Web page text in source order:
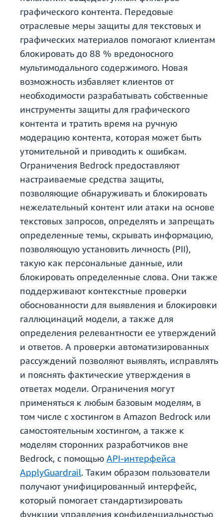
графического контента. Передовые
отраслевые меры защиты для текстовых и
графических материалов помогают клиентам
блокировать до 88 % вредоносного
мультимодального содержимого. Новая
возможность избавляет клиентов от
необходимости разрабатывать собственные
инструменты защиты для графического
контента и тратить время на ручную
модерацию контента, которая может быть
утомительной и приводить к ошибкам.
Ограничения Bedrock предоставляют
настраиваемые средства защиты,
позволяющие обнаруживать и блокировать
нежелательный контент или атаки на основе
текстовых запросов, определять и запрещать
определенные темы, скрывать информацию,
позволяющую установить личность (PII),
такую как персональные данные, или
блокировать определенные слова. Они также
поддерживают контекстные проверки
обоснованности для выявления и блокировки
галлюцинаций модели, а также для
определения релевантности ее утверждений
и ответов. А проверки автоматизированных
рассуждений позволяют выявлять, исправлять
и пояснять фактические утверждения в
ответах модели. Ограничения могут
применяться к любым базовым моделям, в
том числе с хостингом в Amazon Bedrock или
самостоятельным хостингом, а также к
моделям сторонних разработчиков вне
Bedrock, с помощью API-интерфейса
ApplyGuardrail. Таким образом пользователи
получают унифицированный интерфейс,
который помогает стандартизировать
функции управления конфиденциальностью